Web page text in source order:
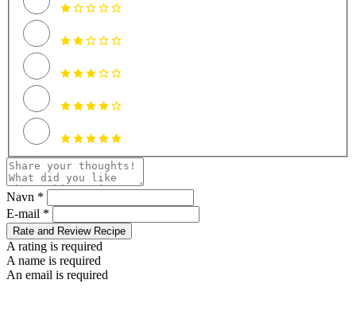
Navn *
E-mail *
Rate and Review Recipe
A rating is required
A name is required
An email is required